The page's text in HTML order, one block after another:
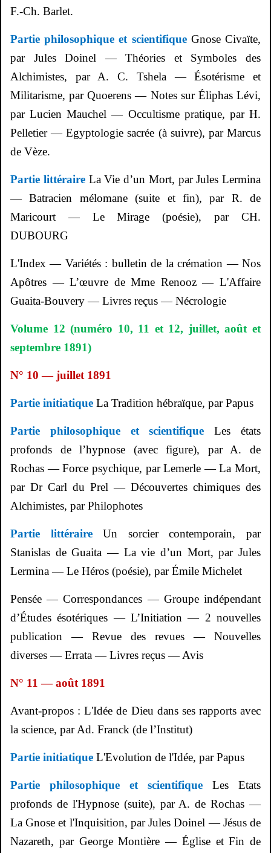
F.-Ch. Barlet.
Partie philosophique et scientifique Gnose Civaïte,
par Jules Doinel — Théories et Symboles des
Alchimistes, par A. C. Tshela— Ésotérisme et
Militarisme, parQuoerens — Notes sur ÉliphasLévi,
par LucienMauchel — Occultisme pratique, par H.
Pelletier — Egyptologie sacrée (à suivre), par Marcus
de Vèze.
Partie littéraire La Vie d’un Mort, par Jules Lermina
— Batracien mélomane (suite et fin), par R. de
Maricourt — Le Mirage (poésie), par CH.
DUBOURG
L'Index — Variétés : bulletin de la crémation — Nos
Apôtres — L’œuvre de Mme Renooz— L'Affaire
Guaita-Bouvery— Livres reçus — Nécrologie
Volume 12 (numéro 10, 11 et 12, juillet, août et
septembre 1891)
N° 10 — juillet 1891
Partie initiatique La Tradition hébraïque, par Papus
Partie philosophique et scientifiqueLes états
profonds de l’hypnose (avec figure), par A. de
Rochas — Force psychique, parLemerle — La Mort,
par Dr Carl du Prel — Découvertes chimiques des
Alchimistes, parPhilophotes
Partie littéraireUn sorcier contemporain, par
Stanislas deGuaita — La vie d’un Mort, par Jules
Lermina— Le Héros (poésie), par Émile Michelet
Pensée — Correspondances — Groupe indépendant
d’Études ésotériques — L’Initiation — 2 nouvelles
publication — Revue des revues — Nouvelles
diverses — Errata — Livres reçus — Avis
N° 11 — août 1891
Avant-propos :L'Idée de Dieu dans ses rapports avec
la science, par Ad. Franck (de l’Institut)
Partie initiatique L'Evolution de l'Idée, par Papus
Partie philosophique et scientifique Les Etats
profonds de l'Hypnose (suite), par A. de Rochas —
La Gnose et l'Inquisition, par Jules Doinel — Jésus de
Nazareth, par GeorgeMontière — Église et Fin de